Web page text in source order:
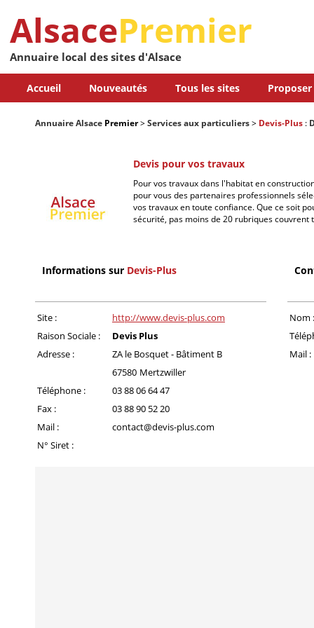
AlsacePremier
Annuaire local des sites d'Alsace
Accueil Nouveautés Tous les sites
Annuaire Alsace Premier>Services aux particuliers> Devis-Plus :
Devis pour vos travaux
Pour vos travaux dans l'habitat en
pour vous des partenaires professionnels
vos travaux en toute confiance. Que ce soit
sécurité, pas moins de 20 rubriques couvrent
Informations sur Devis-Plus
Site :
http://www.devis-plus.com
Raison Sociale :
Devis Plus
Adresse :
ZA le Bosquet - Bâtiment B
67580 Mertzwiller
Téléphone :
03 88 06 64 47
Fax :
03 88 90 52 20
Mail :
contact@devis-plus.com
N° Siret :
Nom :
Mail :